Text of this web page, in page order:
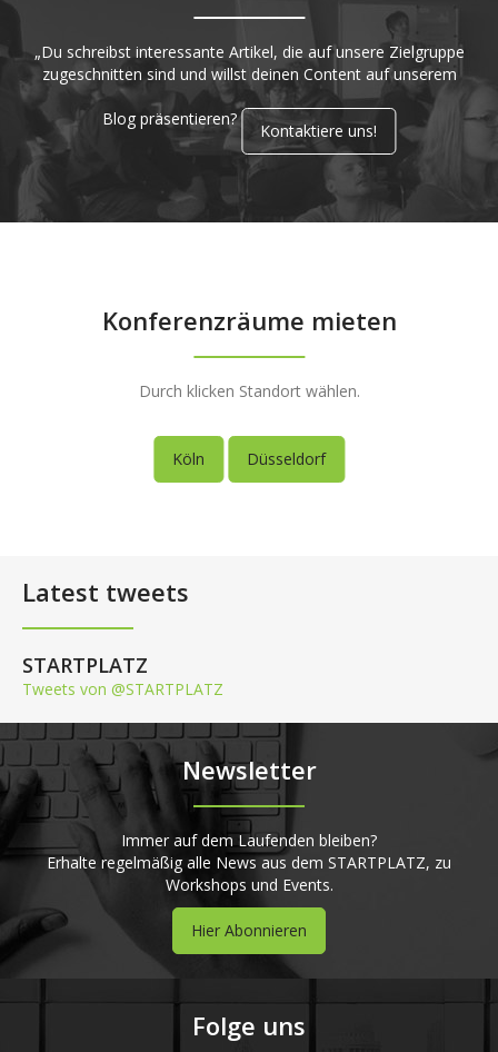
„Du schreibst interessante Artikel, die auf unsere Zielgruppe
zugeschnitten sind und willst deinen Content auf unserem
Blog präsentieren?
Kontaktiere uns!
Konferenzräume mieten
Durch klicken Standort wählen.
Köln Düsseldorf
Latest tweets
STARTPLATZ
Tweets von @STARTPLATZ
Newsletter
Immer auf dem Laufenden bleiben?
Erhalte regelmäßig alle News aus dem STARTPLATZ, zu
Workshops und Events.
Hier Abonnieren
Folge uns